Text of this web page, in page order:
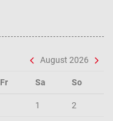
August 2026
Fr Sa So
1 2